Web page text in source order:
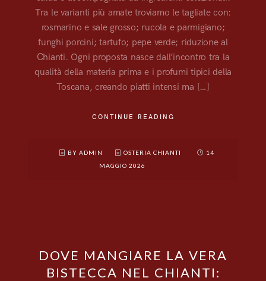
Tra le varianti più amate troviamo le tagliate con:
rosmarino e sale grosso; rucola e parmigiano;
funghi porcini; tartufo; pepe verde; riduzione al
Chianti. Ogni proposta nasce dall’incontro tra la
qualità della materia prima e i profumi tipici della
Toscana, creando piatti intensi ma […]
CONTINUE READING
BY ADMIN OSTERIA CHIANTI
14
MAGGIO 2026
DOVE MANGIARE LA VERA
BISTECCA NEL CHIANTI: